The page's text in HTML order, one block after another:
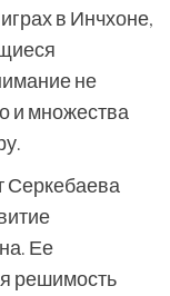
в Инчхоне,
не
и множества
Серкебаева
Ее
решимость